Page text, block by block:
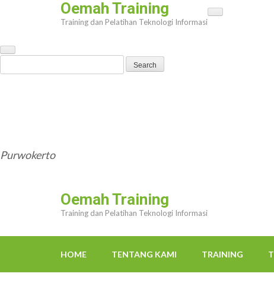
(Press
Enter)
Oemah Training
Training dan Pelatihan Teknologi Informasi
Purwokerto
Oemah Training
Training dan Pelatihan Teknologi Informasi
HOME TENTANG KAMI TRAINING